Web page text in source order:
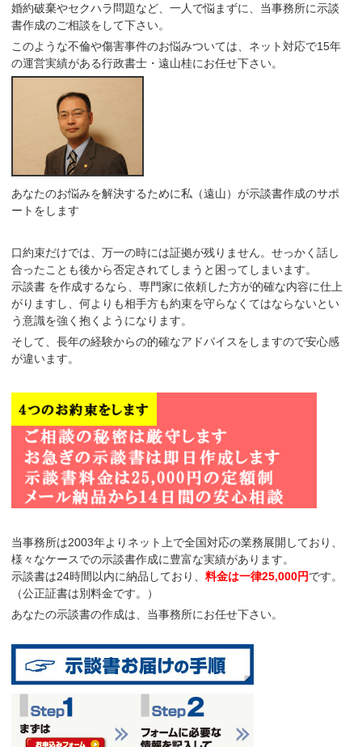
婚約破棄やセクハラ問題など、一人で悩まずに、当事務所に示談
書作成のご相談をして下さい。
このような不倫や傷害事件のお悩みついては、ネット対応で15年
の運営実績がある行政書士・遠山桂にお任せ下さい。
あなたのお悩みを解決するために私（遠山）が示談書作成のサポ
ートをします
口約束だけでは、万一の時には証拠が残りません。せっかく話し
合ったことも後から否定されてしまうと困ってしまいます。
示談書 を作成するなら、専門家に依頼した方が的確な内容に仕上
がり ますし、何よりも相手方も約束を守らなくてはならないとい
う意識を強く抱くようになります。
そして、長年の経験からの的確なアドバイスをしますので安心感
が違います。
当事務所は2003年よりネット上で全国対応の業務展開しており、
様々なケースでの示談書作成に豊富な実績があります。
示談書は24時間以内に納品 しており、料金は一律25,000円です。
（公正証書は別料金です。）
あなたの示談書の作成は、当事務所にお任せ下さい。